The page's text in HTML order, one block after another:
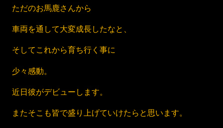
ただのお馬鹿さんから
車両を通して大変成長したなと、
そしてこれから育ち行く事に
少々感動。
近日彼がデビューします。
またそこも皆で盛り上げていけたらと思います。